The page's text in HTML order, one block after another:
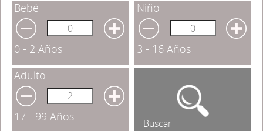
Bebé
0 - 2 Años
Niño
3 - 16 Años
Adulto
17 - 99 Años Buscar